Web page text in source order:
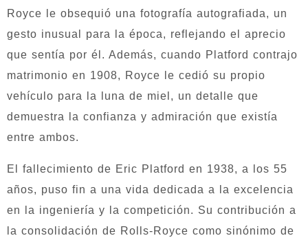
Royce le obsequió una fotografía autografiada, un
gesto inusual para la época, reflejando el aprecio
que sentía por él. Además, cuando Platford contrajo
matrimonio en 1908, Royce le cedió su propio
vehículo para la luna de miel, un detalle que
demuestra la confianza y admiración que existía
entre ambos.
El fallecimiento de Eric Platford en 1938, a los 55
años, puso fin a una vida dedicada a la excelencia
en la ingeniería y la competición. Su contribución a
la consolidación de Rolls-Royce como sinónimo de